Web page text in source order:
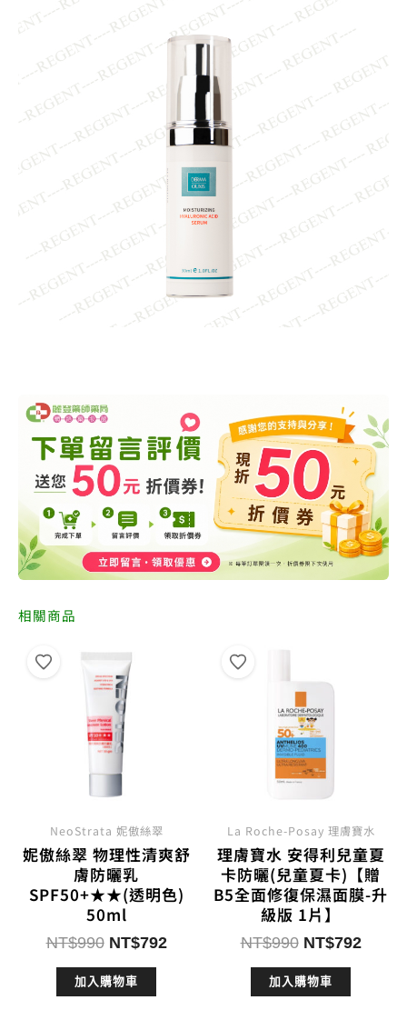
相關商品
NeoStrata 妮傲絲翠
妮傲絲翠 物理性清爽舒
膚防曬乳
SPF50+★★(透明色)
50ml
NT$990 原
價
NT$792目
加入購物車
La Roche-Posay 理膚寶水
理膚寶水 安得利兒童夏
卡防曬(兒童夏卡)【贈
B5全面修復保濕面膜-升
級版 1片】
NT$990 原
價
NT$792目
加入購物車